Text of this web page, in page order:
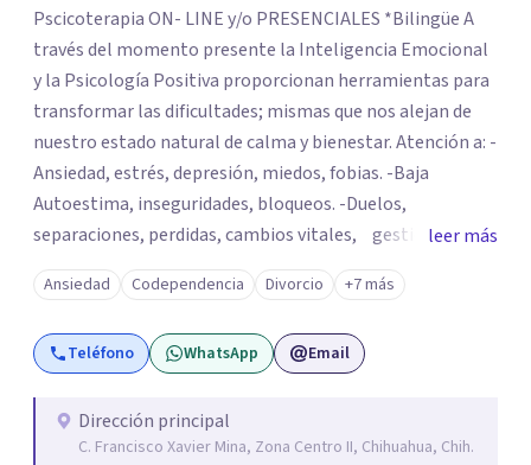
Pscicoterapia ON- LINE y/o PRESENCIALES *Bilingüe A
través del momento presente la Inteligencia Emocional
y la Psicología Positiva proporcionan herramientas para
transformar las dificultades; mismas que nos alejan de
nuestro estado natural de calma y bienestar. Atención a: -
Ansiedad, estrés, depresión, miedos, fobias. -Baja
Autoestima, inseguridades, bloqueos. -Duelos,
separaciones, perdidas, cambios vitales, gestión de
emociones, tristeza, ira, soledad. Si deseas resolver una
situación determinada o realizar cambios en tu vida, el
asesoramiento profesional será la clave para encontrar
las herramientas adecuadas para superar tanto la
a lo largo de tu vida. Realizar la correcta gestión de las
mismas de manera consciente y sana evita que se queden
leer más
Ansiedad Codependencia Divorcio +7 más
Teléfono WhatsApp Email
Dirección principal
C. Francisco Xavier Mina, Zona Centro II, Chihuahua, Chih.